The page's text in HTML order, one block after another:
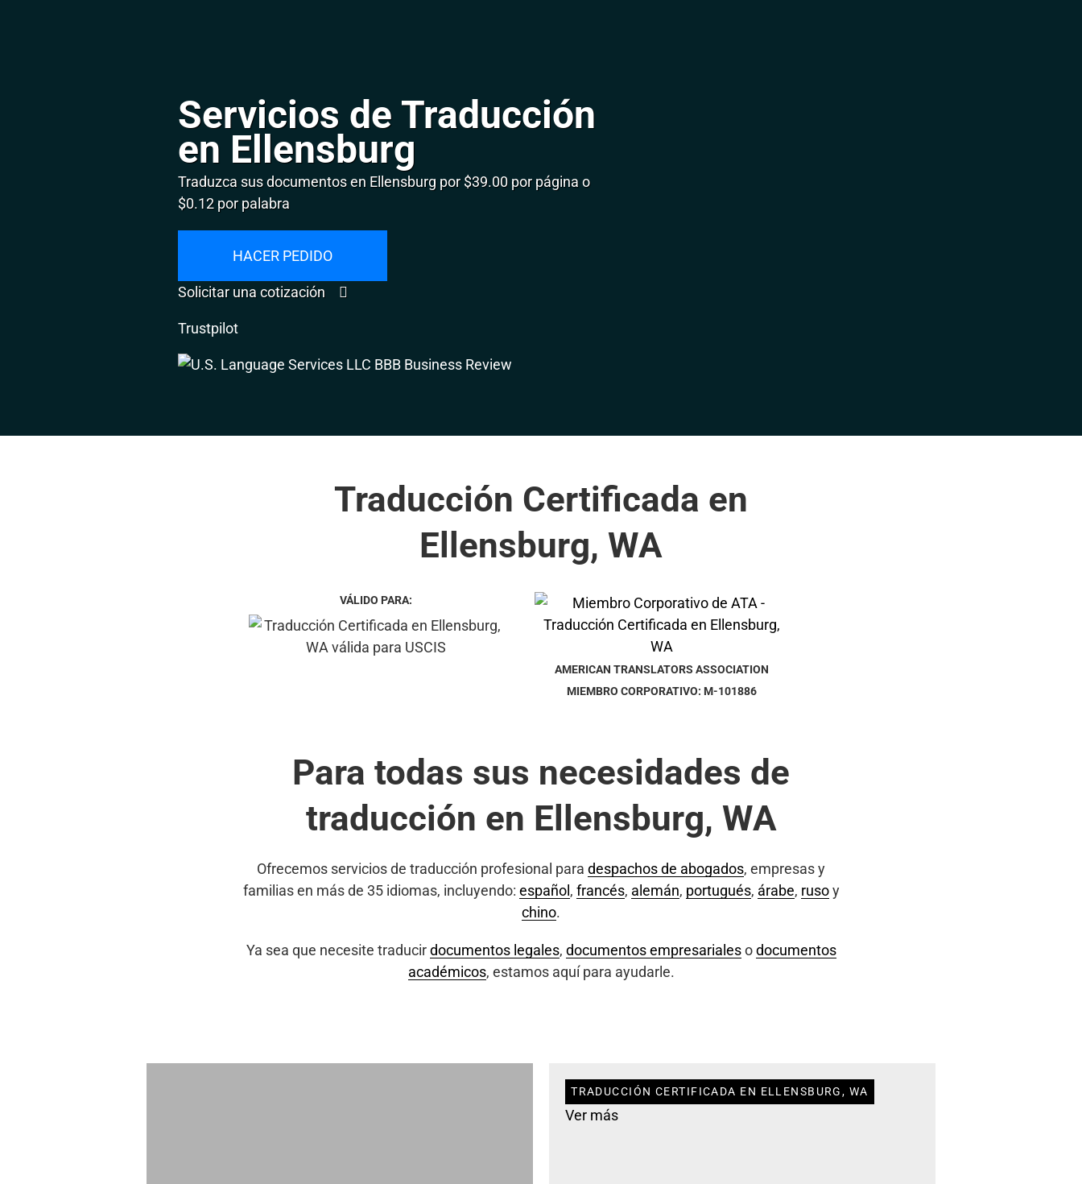
Servicios de Traducción
en Ellensburg
Traduzca sus documentos en Ellensburg por $39.00 por página o
$0.12 por palabra
HACER PEDIDO
Solicitar una cotización
Trustpilot
Traducción Certificada en
Ellensburg, WA
VÁLIDO PARA:
AMERICAN TRANSLATORS ASSOCIATION
MIEMBRO CORPORATIVO: M-101886
Para todas sus necesidades de
traducción en Ellensburg, WA
Ofrecemos servicios de traducción profesional para despachos de abogados, empresas y
familias en más de 35 idiomas, incluyendo: español , francés, alemán, portugués, árabe, rusoy
chino.
Ya sea que necesite traducirdocumentos legales, documentos empresarialesodocumentos
académicos, estamos aquí para ayudarle.
TRADUCCIÓN CERTIFICADA EN ELLENSBURG, WA
Ver más